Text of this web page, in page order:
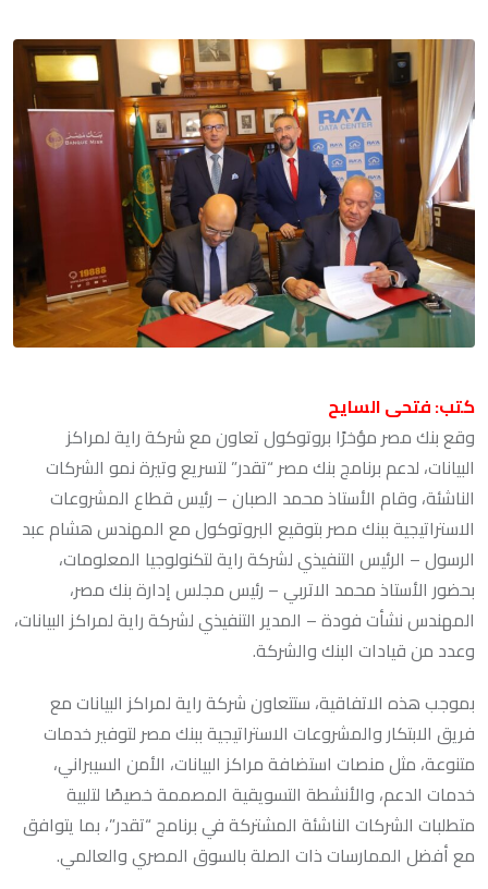
كتب: فتحى السايح
وقع بنك مصر مؤخرًا بروتوكول تعاون مع شركة راية لمراكز
البيانات، لدعم برنامج بنك مصر “تقدر” لتسريع وتيرة نمو الشركات
الناشئة، وقام الأستاذ محمد الصبان – رئيس قطاع المشروعات
الاستراتيجية ببنك مصر بتوقيع البروتوكول مع المهندس هشام عبد
الرسول – الرئيس التنفيذي لشركة راية لتكنولوجيا المعلومات،
بحضور الأستاذ محمد الاتربي – رئيس مجلس إدارة بنك مصر،
المهندس نشأت فودة – المدير التنفيذي لشركة راية لمراكز البيانات،
وعدد من قيادات البنك والشركة.
بموجب هذه الاتفاقية، ستتعاون شركة راية لمراكز البيانات مع
فريق الابتكار والمشروعات الاستراتيجية ببنك مصر لتوفير خدمات
متنوعة، مثل منصات استضافة مراكز البيانات، الأمن السيبراني،
خدمات الدعم، والأنشطة التسويقية المصممة خصيصًا لتلبية
متطلبات الشركات الناشئة المشتركة في برنامج “تقدر”، بما يتوافق
مع أفضل الممارسات ذات الصلة بالسوق المصري والعالمي.